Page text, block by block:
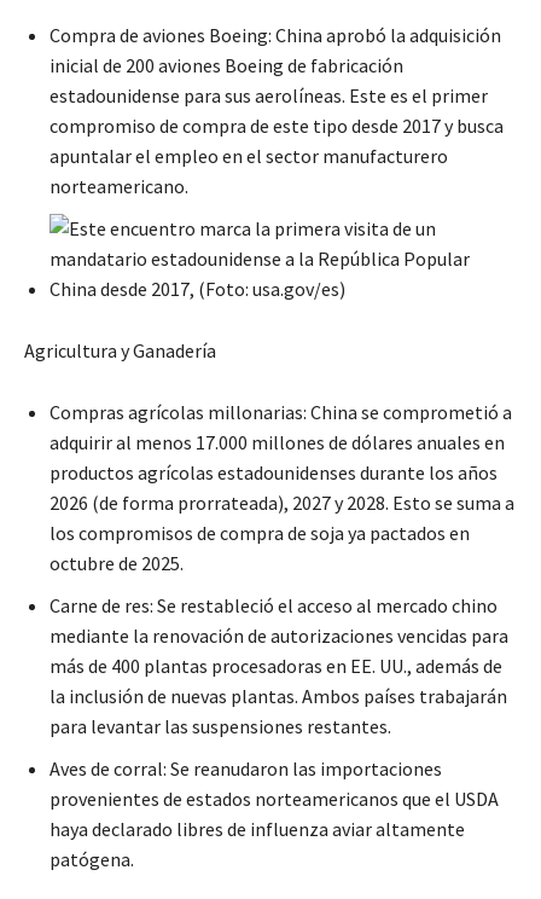
Compra de aviones Boeing: China aprobó la adquisición
inicial de 200 aviones Boeing de fabricación
estadounidense para sus aerolíneas. Este es el primer
compromiso de compra de este tipo desde 2017 y busca
apuntalar el empleo en el sector manufacturero
norteamericano.
Agricultura y Ganadería
Compras agrícolas millonarias: China se comprometió a
adquirir al menos 17.000 millones de dólares anuales en
productos agrícolas estadounidenses durante los años
2026 (de forma prorrateada), 2027 y 2028. Esto se suma a
los compromisos de compra de soja ya pactados en
octubre de 2025.
Carne de res: Se restableció el acceso al mercado chino
mediante la renovación de autorizaciones vencidas para
más de 400 plantas procesadoras en EE. UU., además de
la inclusión de nuevas plantas. Ambos países trabajarán
para levantar las suspensiones restantes.
Aves de corral: Se reanudaron las importaciones
provenientes de estados norteamericanos que el USDA
haya declarado libres de influenza aviar altamente
patógena.